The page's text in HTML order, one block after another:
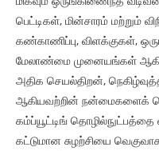
பெட்டிகள், மின்சாரம் மற்றும்
கண்காணிப்பு, விளக்குகள்,
மேலாண்மை முனையங்கள்
அதிக செயல்திறன்,
ஆகியவற்றின் நன்மைகளைக்
கம்ப்யூட்டிங்
கட்டுமான சுழற்சியை